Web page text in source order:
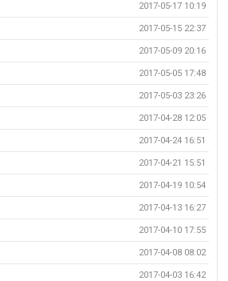
2017-05-17 10:19
2017-05-15 22:37
2017-05-09 20:16
2017-05-05 17:48
2017-05-03 23:26
2017-04-28 12:05
2017-04-24 16:51
2017-04-21 15:51
2017-04-19 10:54
2017-04-13 16:27
2017-04-10 17:55
2017-04-08 08:02
2017-04-03 16:42